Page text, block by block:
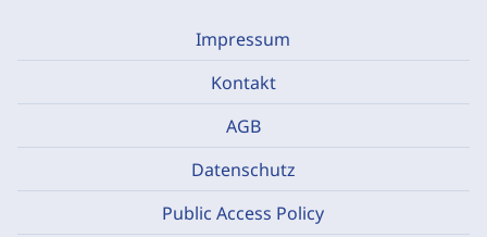
Impressum
Kontakt
AGB
Datenschutz
Public Access Policy